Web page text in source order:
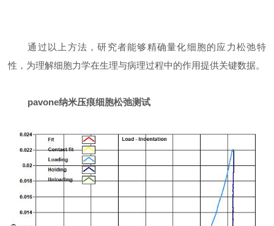
通过以上方法，研究者能够精确量化细胞的应力松弛特
性，为理解细胞力学在生理与病理过程中的作用提供关键数据。
pavone纳米压痕细胞松弛测试